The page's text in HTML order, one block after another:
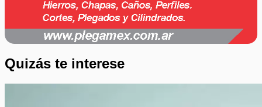
Quizás te interese